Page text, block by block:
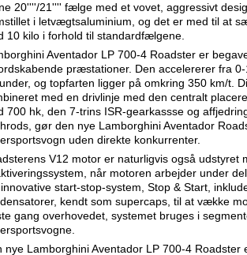
20''''/21'''' fælge med et vovet, aggressivt
i letvægtsaluminium, og det er med til at
10 kilo i forhold til standardfælgene.
Aventador LP 700-4 Roadster er
præstationer. Den accelererer fra
og topfarten ligger på omkring 350 km/t.
med en drivlinje med den centralt
700 hk, den 7-trins ISR-gearkassse og
gør den nye Lamborghini Aventador
uden direkte konkurrenter.
V12 motor er naturligvis også udstyret
når motoren arbejder under
start-stop-system, Stop & Start,
kendt som supercaps, til at vække
gang overhovedet, systemet bruges i
nye Lamborghini Aventador LP 700-4 Roadster